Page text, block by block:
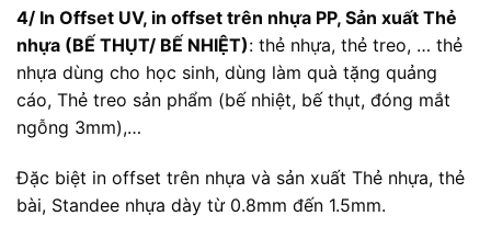
4/ In Offset UV, in offset trên nhựa PP, Sản xuất Thẻ
nhựa (BẾ THỤT/ BẾ NHIỆT): thẻ nhựa, thẻ treo, … thẻ
nhựa dùng cho học sinh, dùng làm quà tặng quảng
cáo, Thẻ treo sản phẩm (bế nhiệt, bế thụt, đóng mắt
ngỗng 3mm),…
Đặc biệt in offset trên nhựa và sản xuất Thẻ nhựa, thẻ
bài, Standee nhựa dày từ 0.8mm đến 1.5mm.